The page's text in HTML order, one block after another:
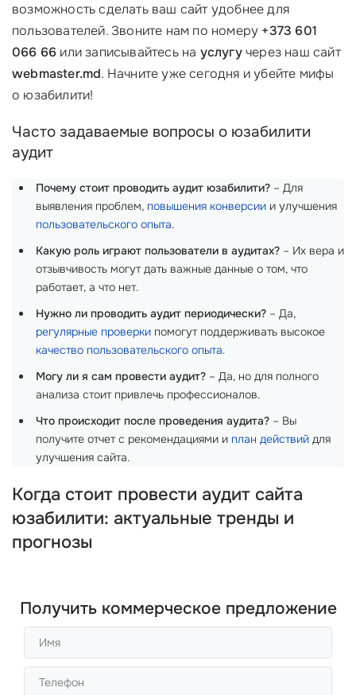
возможность сделать ваш сайт удобнее для
пользователей. Звоните нам по номеру +373 601
066 66 или записывайтесь на услугучерез наш сайт
webmaster.md. Начните уже сегодня и убейте мифы
о юзабилити!
Часто задаваемые вопросы о юзабилити
аудит
Почему стоит проводить аудит юзабилити? – Для
выявления проблем, повышения конверсии и улучшения
пользовательского опыта.
Какую роль играют пользователи в аудитах? – Их вера и
отзывчивость могут дать важные данные о том, что
работает, а что нет.
Нужно ли проводить аудит периодически? – Да,
регулярные проверки помогут поддерживать высокое
качество пользовательского опыта.
Могу ли я сам провести аудит? – Да, но для полного
анализа стоит привлечь профессионалов.
Что происходит после проведения аудита? – Вы
получите отчет с рекомендациями и план действий для
улучшения сайта.
Когда стоит провести аудит сайта
юзабилити: актуальные тренды и
прогнозы
Получить коммерческое предложение